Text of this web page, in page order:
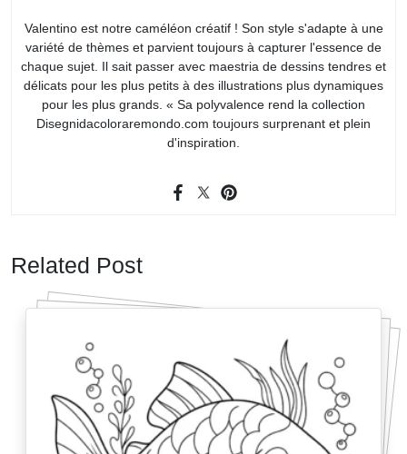
Valentino est notre caméléon créatif ! Son style s'adapte à une
variété de thèmes et parvient toujours à capturer l'essence de
chaque sujet. Il sait passer avec maestria de dessins tendres et
délicats pour les plus petits à des illustrations plus dynamiques
pour les plus grands. « Sa polyvalence rend la collection
Disegnidacoloraremondo.com toujours surprenant et plein
d'inspiration.
Related Post